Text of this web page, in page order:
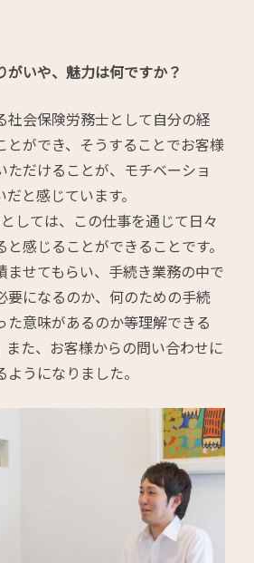
がいや、魅力は何ですか？
社会保険労務士として自分の経
とができ、そうすることでお客様
ただけることが、モチベーショ
と感じています。
しては、この仕事を通じて日々
感じることができることです。
ませてもらい、手続き業務の中で
要になるのか、何のための手続
た意味があるのか等理解できる
また、お客様からの問い合わせに
うになりました。